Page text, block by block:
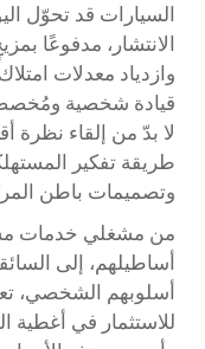
السيارات قد تحوّل
الانتشار، مدفوعًا
وازدياد معدلات
قيادة شخصية
لا بدّ من إلقاء نظرة
طريقة تفكير
وتصميمات باطن
من مشغلي خدمات
أساطيلهم، إلى
أسلوبهم الشخصي،
للاستثمار في أغطية